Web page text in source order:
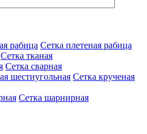
Сетка плетеная рабица
Сетка тканая
Сетка сварная
Сетка крученая
Сетка шарнирная